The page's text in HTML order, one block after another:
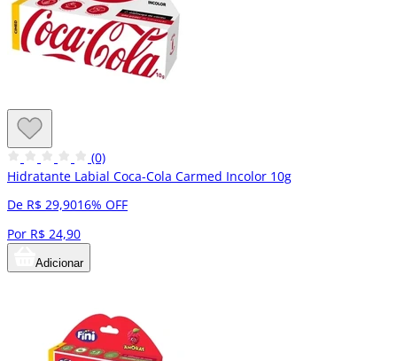
(0)
Hidratante Labial Coca-Cola Carmed Incolor 10g
De R$ 29,9016% OFF
Por R$ 24,90
Adicionar